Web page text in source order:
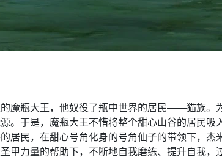
魔瓶大王，他奴役了瓶中世界的居民——猫族。
。于是，魔瓶大王不惜将整个甜心山谷的居民吸
民，在甜心号角化身的号角仙子的带领下，杰
甲力量的帮助下，不断地自我磨练、提升自我，